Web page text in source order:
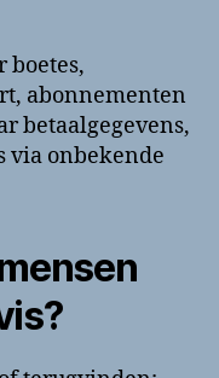
boetes,
abonnementen
betaalgegevens,
via onbekende